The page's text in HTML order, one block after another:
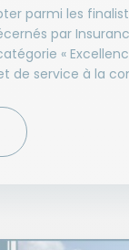
parmi les
par
«
de service à la